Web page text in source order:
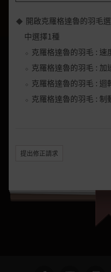
開啟克羅格達魯的羽毛
中選擇1種
克羅格達魯的羽毛 : 速
克羅格達魯的羽毛 : 加
克羅格達魯的羽毛 : 迴
克羅格達魯的羽毛 : 制
提出修正請求